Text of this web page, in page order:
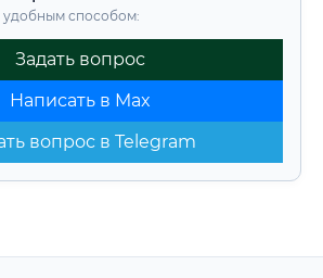
удобным способом:
Задать вопрос
Написать в Max
вопрос в Telegram